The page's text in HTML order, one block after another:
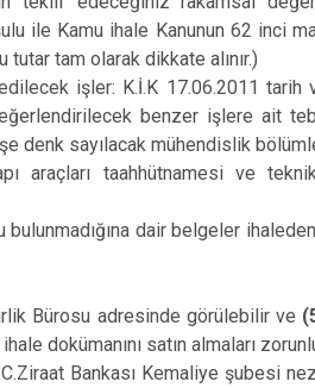
ile Kamu ihale Kanunun 62 inci
tam olarak dikkate alınır.)
işler: K.İ.K 17.06.2011 tarih ve
benzer işlere ait
denk sayılacak mühendislik
araçları taahhütnamesi ve
dair belgeler
Bürosu adresinde görülebilir ve
dokümanını satın almaları
Bankası Kemaliye şubesi